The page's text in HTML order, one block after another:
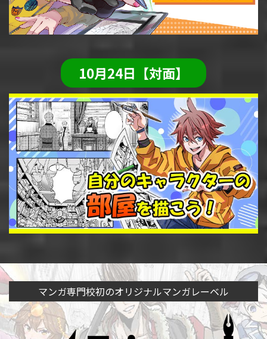
10月24日【対面】
マンガ専門校初のオリジナルマンガレーベル